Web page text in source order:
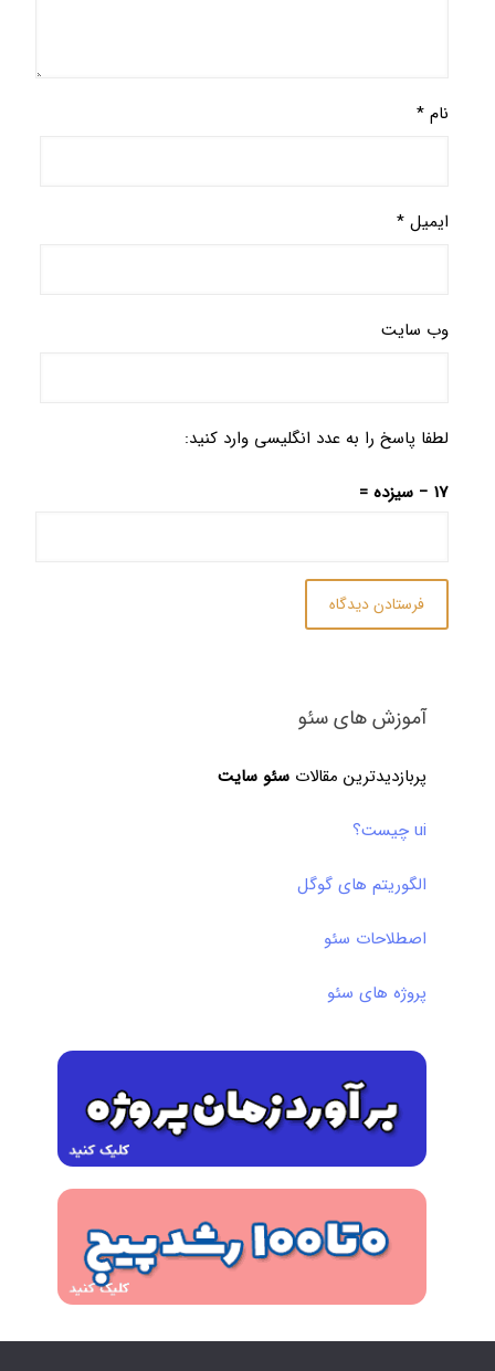
نام*
ایمیل*
وب‌ سایت
لطفا پاسخ را به عدد انگلیسی وارد کنید:
17 − سیزده =
آموزش های سئو
پربازدیدترین مقالات سئو سایت
ui چیست؟
الگوریتم های گوگل
اصطلاحات سئو
پروژه های سئو